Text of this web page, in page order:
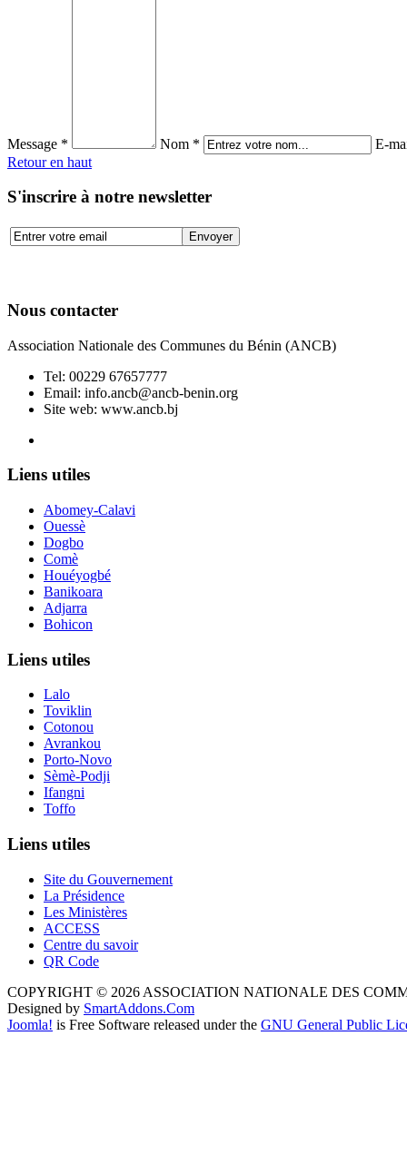
Message * Nom *
E-
Retour en haut
S'inscrire à notre newsletter
Nous contacter
Association Nationale des Communes du Bénin (ANCB)
Tel: 00229 67657777
Email: info.ancb@ancb-benin.org
Site web: www.ancb.bj
Liens utiles
Abomey-Calavi
Ouessè
Dogbo
Comè
Houéyogbé
Banikoara
Adjarra
Bohicon
Liens utiles
Lalo
Toviklin
Cotonou
Avrankou
Porto-Novo
Sèmè-Podji
Ifangni
Toffo
Liens utiles
Site du Gouvernement
La Présidence
Les Ministères
ACCESS
Centre du savoir
QR Code
COPYRIGHT © 2026 ASSOCIATION NATIONALE DES
Designed by SmartAddons.Com
Joomla! is Free Software released under the GNU General Public